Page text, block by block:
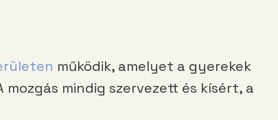
működik, amelyet a gyerekek
mindig szervezett és kísért, a